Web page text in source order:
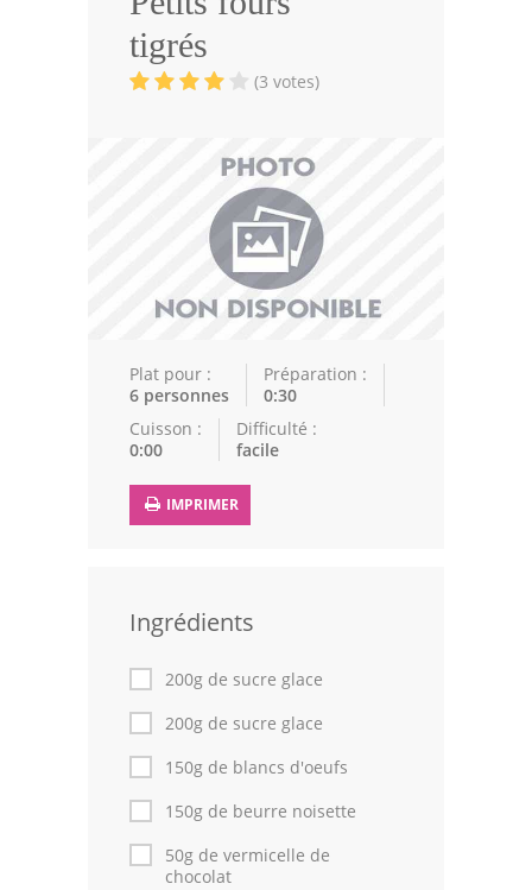
Volailles
Cuisines Orientales
Recettes marocaine
Cuisine Algérienne
Cuisine Tunisienne
Cuisine Juive
Cuisine Libanaise
Astuces de cuisine
Fêtes Religieuses
Chefs
Forum
Thèmes
Espace Personnel
tigrés
(3 votes)
Plat pour :
6 personnes
Préparation :
0:30
Cuisson :
0:00
Difficulté :
facile
IMPRIMER
Ingrédients
200g de sucre glace
200g de sucre glace
150g de blancs d'oeufs
150g de beurre noisette
50g de vermicelle de
chocolat